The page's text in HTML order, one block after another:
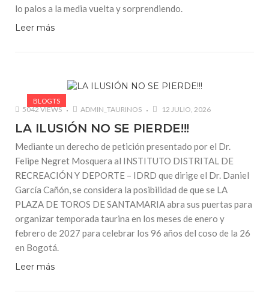
lo palos a la media vuelta y sorprendiendo.
Leer más
BLOGTS
5042 VIEWS ADMIN_TAURINOS 12 JULIO, 2026
LA ILUSIÓN NO SE PIERDE!!!
Mediante un derecho de petición presentado por el Dr.
Felipe Negret Mosquera al INSTITUTO DISTRITAL DE
RECREACIÓN Y DEPORTE – IDRD que dirige el Dr. Daniel
García Cañón, se considera la posibilidad de que se LA
PLAZA DE TOROS DE SANTAMARIA abra sus puertas para
organizar temporada taurina en los meses de enero y
febrero de 2027 para celebrar los 96 años del coso de la 26
en Bogotá.
Leer más